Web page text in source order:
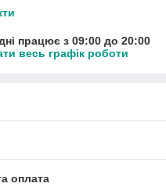
працює з 09:00 до 20:00
весь графік роботи
оплата